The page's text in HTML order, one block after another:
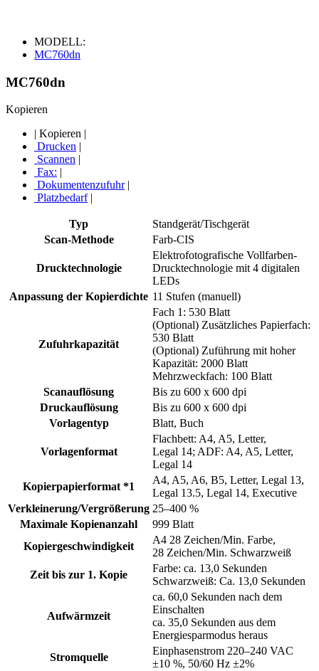
MODELL:
MC760dn
MC760dn
Kopieren
| Kopieren |
Drucken |
Scannen |
Fax: |
Dokumentenzufuhr|
Platzbedarf|
Typ
Standgerät/Tischgerät
Scan-Methode
Farb-CIS
Drucktechnologie
Elektrofotografische Vollfarben-
Drucktechnologie mit 4 digitalen
LEDs
Anpassung der Kopierdichte 11 Stufen (manuell)
Zufuhrkapazität
Fach 1: 530 Blatt
(Optional) Zusätzliches Papierfach:
530 Blatt
(Optional) Zuführung mit hoher
Kapazität: 2000 Blatt
Mehrzweckfach: 100 Blatt
Scanauflösung
Bis zu 600 x 600 dpi
Druckauflösung
Bis zu 600 x 600 dpi
Vorlagentyp
Blatt, Buch
Vorlagenformat
Flachbett: A4, A5, Letter,
Legal 14; ADF: A4, A5, Letter,
Legal 14
Kopierpapierformat *1
A4, A5, A6, B5, Letter, Legal 13,
Legal 13.5, Legal 14, Executive
Verkleinerung/Vergrößerung 25–400 %
Maximale Kopienanzahl
999 Blatt
Kopiergeschwindigkeit
A4 28 Zeichen/Min. Farbe,
28 Zeichen/Min. Schwarzweiß
Zeit bis zur 1. Kopie
Farbe: ca. 13,0 Sekunden
Schwarzweiß: Ca. 13,0 Sekunden
Aufwärmzeit
ca. 60,0 Sekunden nach dem
Einschalten
ca. 35,0 Sekunden aus dem
Energiesparmodus heraus
Stromquelle
Einphasenstrom 220–240 VAC
±10 %, 50/60 Hz ±2%